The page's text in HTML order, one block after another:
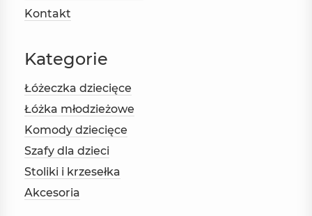
Kontakt
Kategorie
Łóżeczka dziecięce
Łóżka młodzieżowe
Komody dziecięce
Szafy dla dzieci
Stoliki i krzesełka
Akcesoria